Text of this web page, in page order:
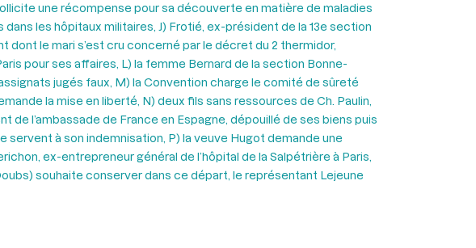
une récompense pour sa découverte en matière de maladies
les hôpitaux militaires, J) Frotié, ex-président de la 13e section
le mari s’est cru concerné par le décret du 2 thermidor,
pour ses affaires, L) la femme Bernard de la section Bonne-
jugés faux, M) la Convention charge le comité de sûreté
la mise en liberté, N) deux fils sans ressources de Ch. Paulin,
de l’ambassade de France en Espagne, dépouillé de ses biens puis
à son indemnisation, P) la veuve Hugot demande une
ex-entrepreneur général de l’hôpital de la Salpétrière à Paris,
souhaite conserver dans ce départ, le représentant Lejeune